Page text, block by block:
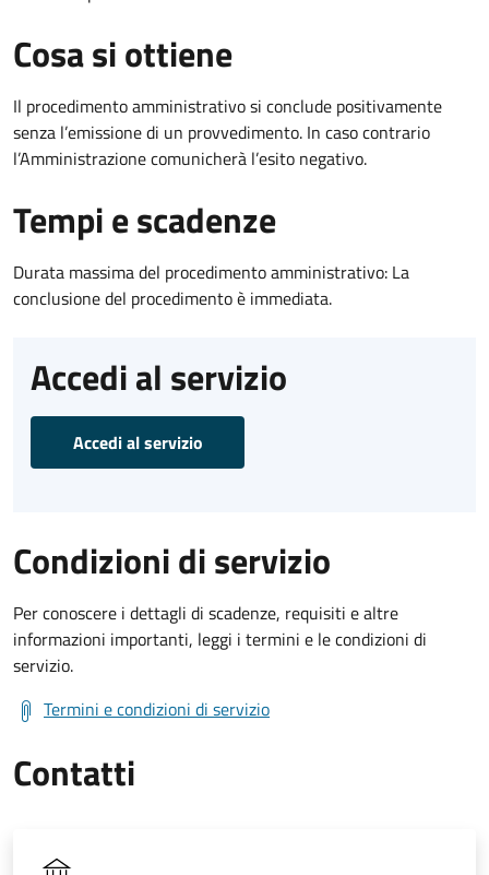
Cosa si ottiene
Il procedimento amministrativo si conclude positivamente
senza l’emissione di un provvedimento. In caso contrario
l’Amministrazione comunicherà l’esito negativo.
Tempi e scadenze
Durata massima del procedimento amministrativo: La
conclusione del procedimento è immediata.
Accedi al servizio
Accedi al servizio
Condizioni di servizio
Per conoscere i dettagli di scadenze, requisiti e altre
informazioni importanti, leggi i termini e le condizioni di
servizio.
Termini e condizioni di servizio
Contatti